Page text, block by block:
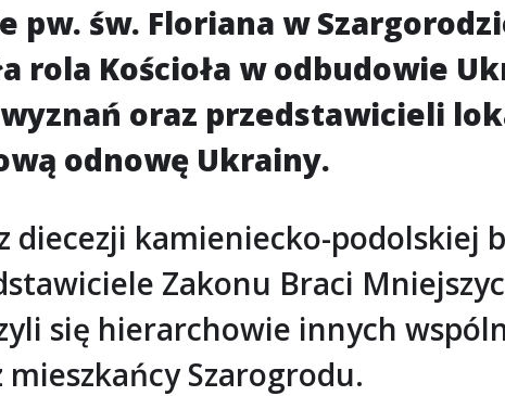
pw. św. Floriana w
Kościoła w odbudowie
oraz przedstawicieli
odnowę Ukrainy.
diecezji kamieniecko-podolskiej
Zakonu Braci
się hierarchowie innych
Szarogrodu.